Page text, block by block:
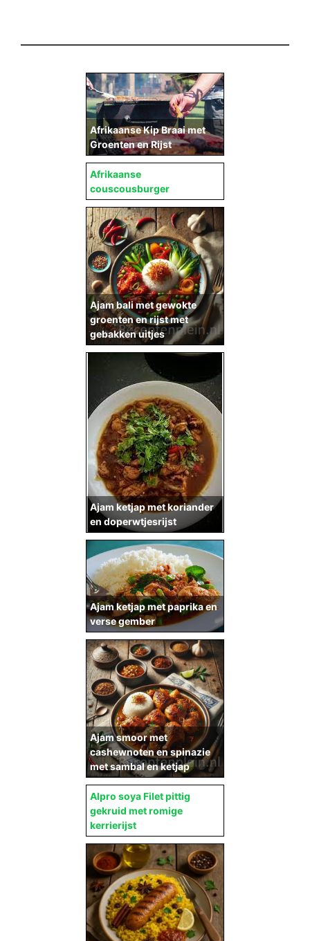
Afrikaanse
couscousburger
Afrikaanse Kip Braai met
Groenten en Rijst
Ajam bali met gewokte
groenten en rijst met
gebakken uitjes
Ajam ketjap met koriander
en doperwtjesrijst
Ajam ketjap met paprika en
verse gember
Ajam smoor met
cashewnoten en spinazie
met sambal en ketjap
Alpro soya Filet pittig
gekruid met romige
kerrierijst